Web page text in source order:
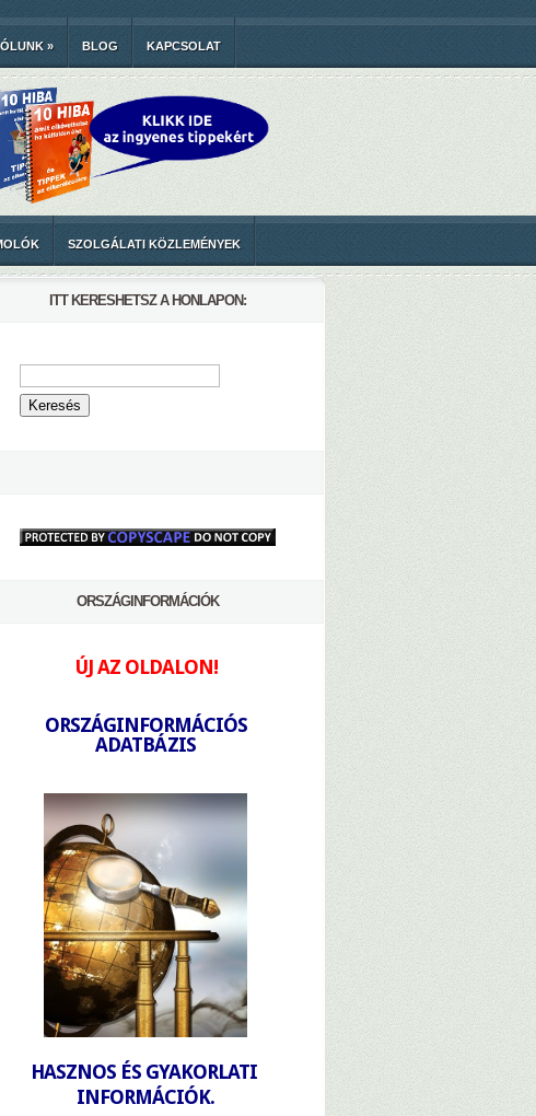
» BLOG KAPCSOLAT
SZOLGÁLATI KÖZLEMÉNYEK
ITT KERESHETSZ A HONLAPON:
ORSZÁGINFORMÁCIÓK
ÚJ AZ OLDALON!
ORSZÁGINFORMÁCIÓS
ADATBÁZIS
HASZNOS ÉS GYAKORLATI
INFORMÁCIÓK.